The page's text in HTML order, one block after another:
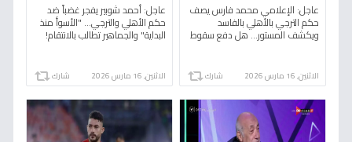
عاجل: الإعلامي محمد فارس يصف
حكم الترجي بالأهلي بالفاسد
ويكشف المستور… هل دفع سقوط
الأهلي ثمن شكوى سابقة تجاهلها
الاثنين, 16 مارس 2026 شارك
عاجل: أحمد شوبير يفجر غضباً ضد
حكم الأهلي والترجي... "الأسوأ منذ
البداية" والجماهير تطالب بالانتقام!
الاثنين, 16 مارس 2026 شارك